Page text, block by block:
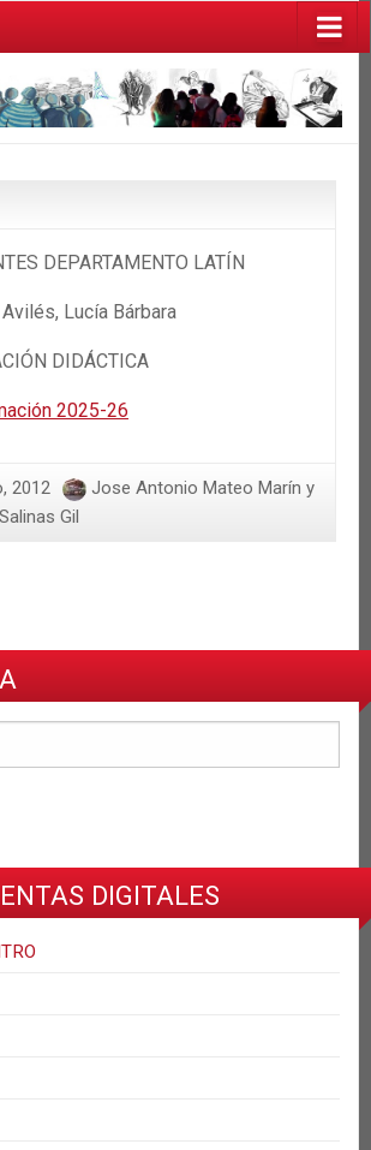
DEPARTAMENTO LATÍN
Lucía Bárbara
DIDÁCTICA
2025-26
2012
Jose Antonio Mateo Marín y
Gil
DIGITALES